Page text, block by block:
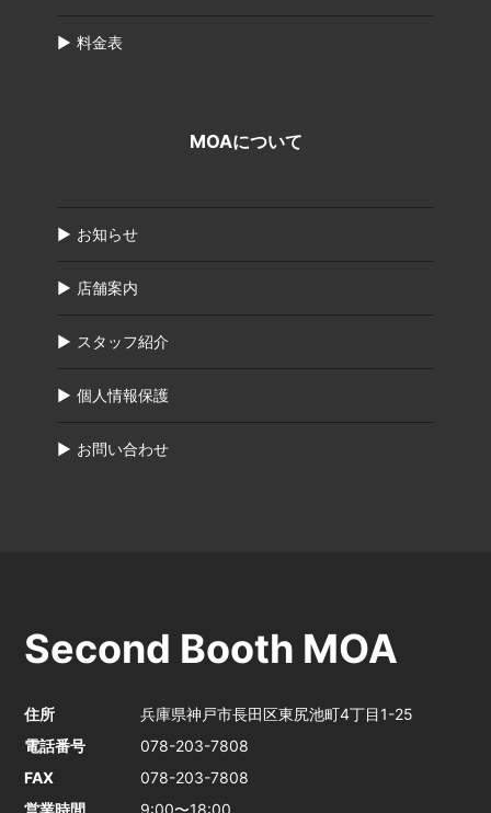
料金表
MOAについて
お知らせ
店舗案内
スタッフ紹介
個人情報保護
お問い合わせ
Second Booth MOA
住所
兵庫県神戸市長田区東尻池町4丁目1-25
電話番号
078-203-7808
FAX
078-203-7808